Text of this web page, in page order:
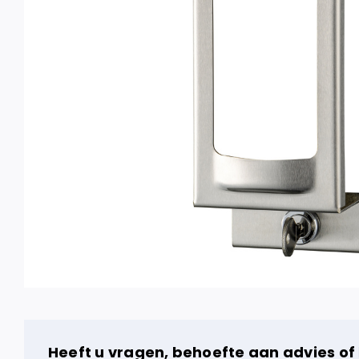
Heeft u vragen, behoefte aan advies of